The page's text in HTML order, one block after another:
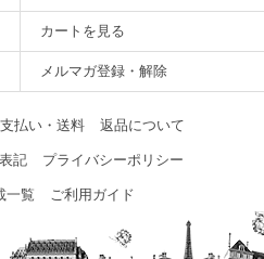
カートを見る
メルマガ登録・解除
支払い・送料 返品について
記 プライバシーポリシー
一覧 ご利用ガイド